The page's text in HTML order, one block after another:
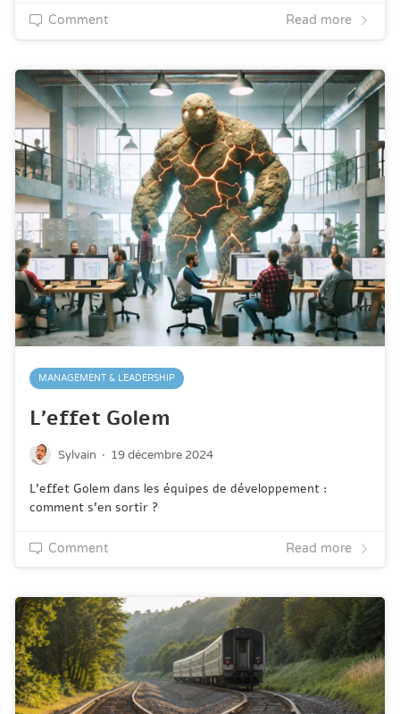
Comment Read more
MANAGEMENT & LEADERSHIP
L’effet Golem
Sylvain · 19 décembre 2024
L’effet Golem dans les équipes de développement :
comment s'en sortir ?
Comment Read more